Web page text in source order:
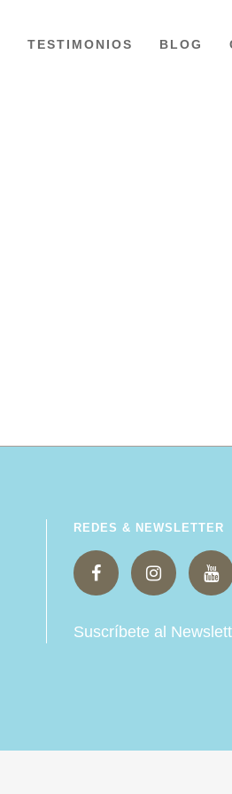
TESTIMONIOS BLOG
REDES & NEWSLETTER
Suscríbete al